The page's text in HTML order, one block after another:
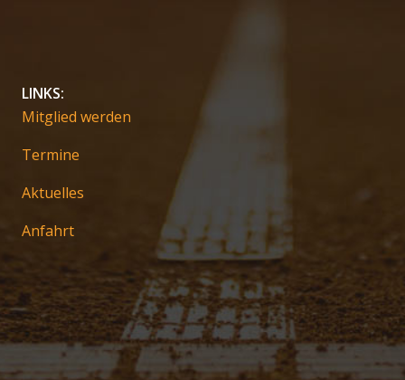
LINKS:
Mitglied werden
Termine
Aktuelles
Anfahrt